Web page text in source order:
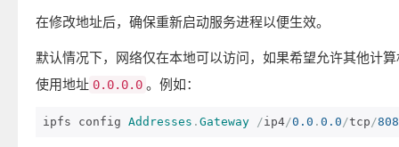
在修改地址后，确保重新启动服务进程以便生效。
默认情况下，网络仅在本地可以访问，如果希望允许其他计
使用地址 0.0.0.0 。例如：
ipfs config Addresses . Gateway /ip4/0.0 . 0.0 /tcp /